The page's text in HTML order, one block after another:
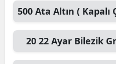
500 Ata Altın ( Kapalı
20 22 Ayar Bilezik